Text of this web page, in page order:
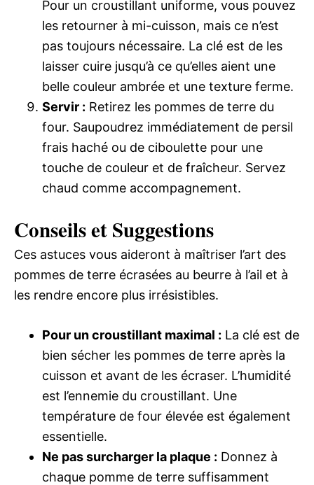
Pour un croustillant uniforme, vous pouvez
les retourner à mi-cuisson, mais ce n’est
pas toujours nécessaire. La clé est de les
laisser cuire jusqu’à ce qu’elles aient une
belle couleur ambrée et une texture ferme.
Servir : Retirez les pommes de terre du
four. Saupoudrez immédiatement de persil
frais haché ou de ciboulette pour une
touche de couleur et de fraîcheur. Servez
chaud comme accompagnement.
Conseils et Suggestions
Ces astuces vous aideront à maîtriser l’art des
pommes de terre écrasées au beurre à l’ail et à
les rendre encore plus irrésistibles.
Pour un croustillant maximal : La clé est de
bien sécher les pommes de terre après la
cuisson et avant de les écraser. L’humidité
est l’ennemie du croustillant. Une
température de four élevée est également
essentielle.
Ne pas surcharger la plaque : Donnez à
chaque pomme de terre suffisamment